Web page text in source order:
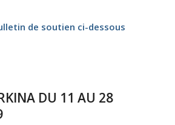
de soutien ci-dessous
DU 11 AU 28